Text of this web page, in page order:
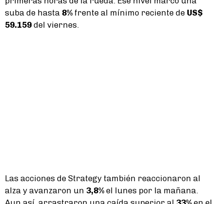
suba de hasta 8% frente al mínimo reciente de US$
59.159 del viernes.
Las acciones de Strategy también reaccionaron al
alza y avanzaron un 3,8% el lunes por la mañana.